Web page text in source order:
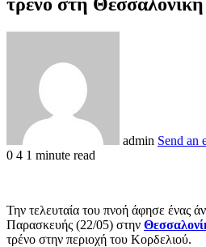
admin Send an
0 4 1 minute read
Την τελευταία του πνοή άφησε ένας
Παρασκευής (22/05) στην
τρένο στην περιοχή του Κορδελιού.